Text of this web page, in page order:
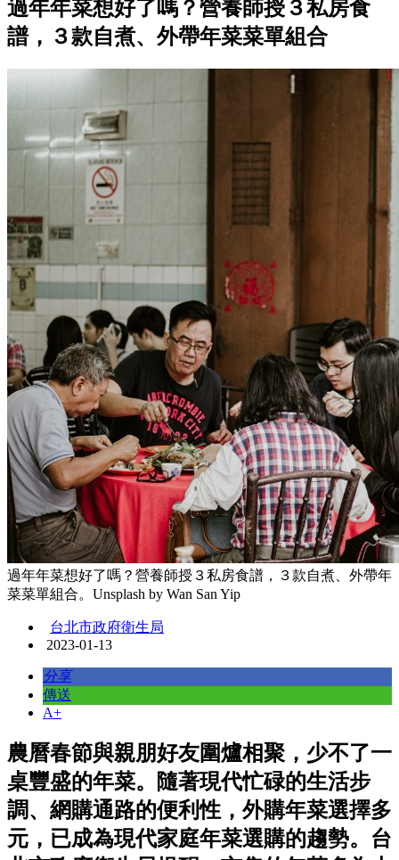
過年年菜想好了嗎？營養師授３私房食
譜，３款自煮、外帶年菜菜單組合
過年年菜想好了嗎？營養師授３私房食譜，３款自煮、外帶年
菜菜單組合。Unsplash by Wan San Yip
台北市政府衛生局
2023-01-13
分享
傳送
A+
農曆春節與親朋好友圍爐相聚，少不了一
桌豐盛的年菜。隨著現代忙碌的生活步
調、網購通路的便利性，外購年菜選擇多
元，已成為現代家庭年菜選購的趨勢。台